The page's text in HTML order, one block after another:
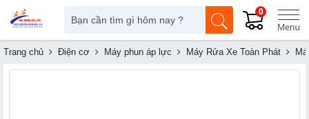
0
Trang chủ Điện cơ Máy phun áp lực Máy Rửa Xe Toàn Phát